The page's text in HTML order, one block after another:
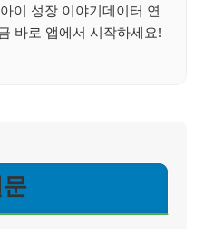
이 성장 이야기데이터 연
바로 앱에서 시작하세요!